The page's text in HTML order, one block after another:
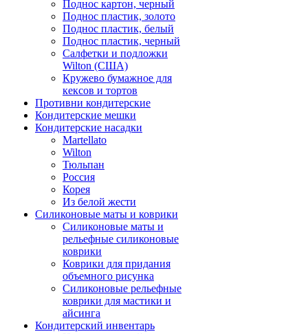
Поднос картон, черный
Поднос пластик, золото
Поднос пластик, белый
Поднос пластик, черный
Салфетки и подложки
Wilton (США)
Кружево бумажное для
кексов и тортов
Противни кондитерские
Кондитерские мешки
Кондитерские насадки
Martellato
Wilton
Тюльпан
Россия
Корея
Из белой жести
Силиконовые маты и коврики
Силиконовые маты и
рельефные силиконовые
коврики
Коврики для придания
объемного рисунка
Силиконовые рельефные
коврики для мастики и
айсинга
Кондитерский инвентарь